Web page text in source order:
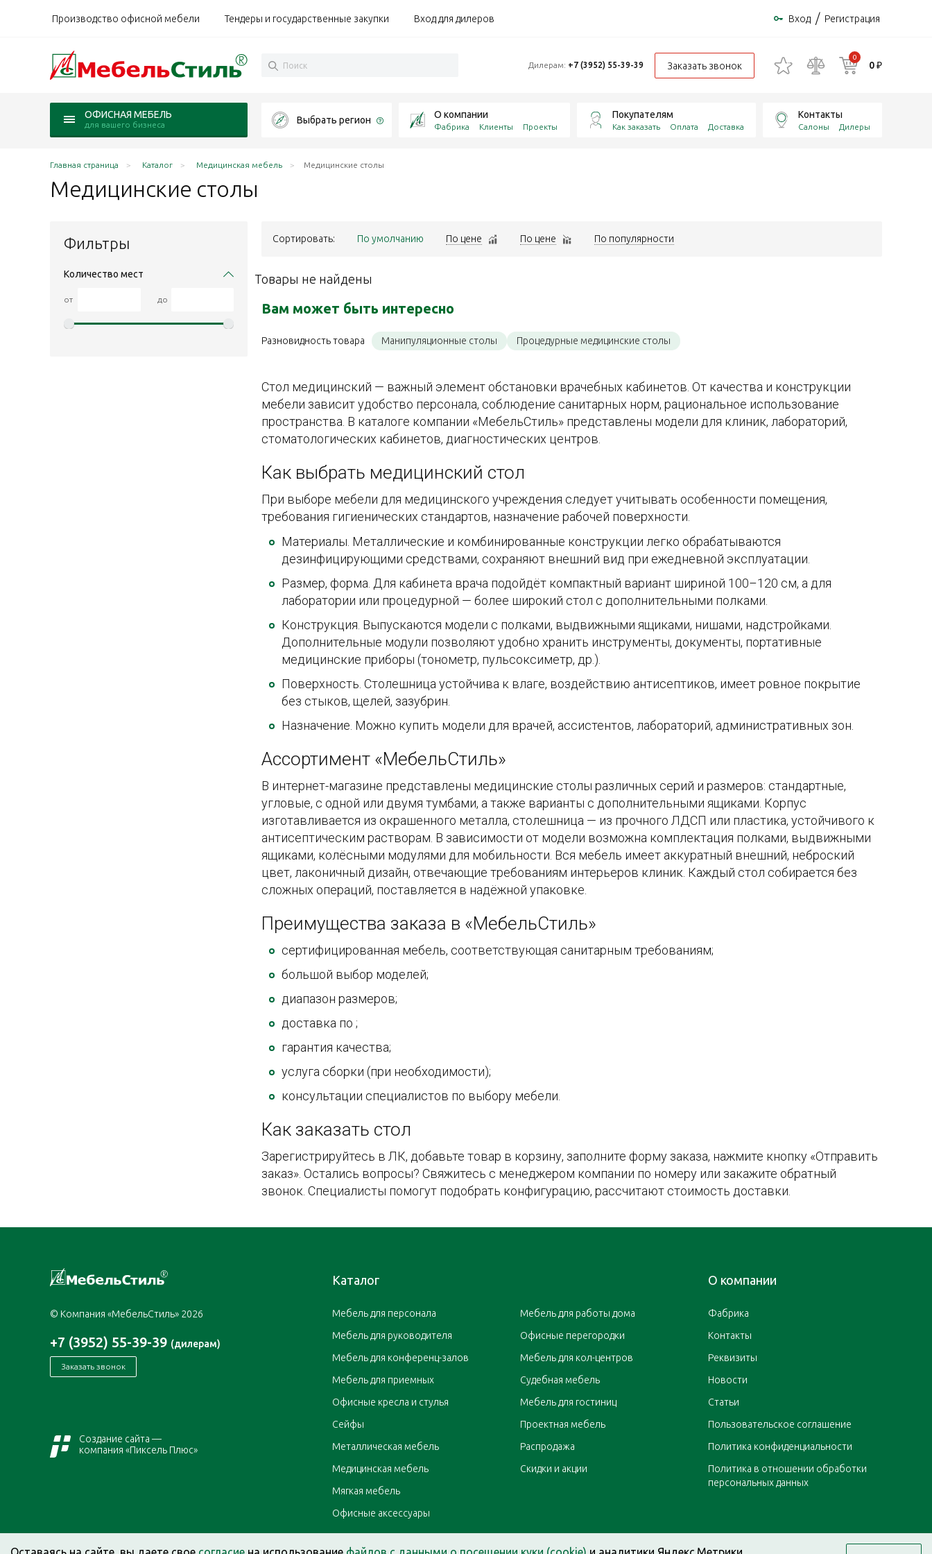
Производство офисной мебели Тендеры и государственные закупки Вход для дилеров Вход / Регистрация
Дилерам: +7 (3952) 55-39-39 Заказать звонок
0
0 ₽
ОФИСНАЯ МЕБЕЛЬ
для вашего бизнеса Выбрать регион
О компании
Фабрика Клиенты Проекты
Покупателям
Как заказать Оплата Доставка
Контакты
Салоны Дилеры
Главная страница Каталог Медицинская мебель Медицинские столы
Медицинские столы
Фильтры
Количество мест
от до
Сортировать: По умолчанию По цене По цене По популярности
Товары не найдены
Вам может быть интересно
Разновидность товара Манипуляционные столы Процедурные медицинские столы
Стол медицинский — важный элемент обстановки врачебных кабинетов. От качества и конструкции
мебели зависит удобство персонала, соблюдение санитарных норм, рациональное использование
пространства. В каталоге компании «МебельСтиль» представлены модели для клиник, лабораторий,
стоматологических кабинетов, диагностических центров.
Как выбрать медицинский стол
При выборе мебели для медицинского учреждения следует учитывать особенности помещения,
требования гигиенических стандартов, назначение рабочей поверхности.
Материалы. Металлические и комбинированные конструкции легко обрабатываются
дезинфицирующими средствами, сохраняют внешний вид при ежедневной эксплуатации.
Размер, форма. Для кабинета врача подойдёт компактный вариант шириной 100–120 см, а для
лаборатории или процедурной — более широкий стол с дополнительными полками.
Конструкция. Выпускаются модели с полками, выдвижными ящиками, нишами, надстройками.
Дополнительные модули позволяют удобно хранить инструменты, документы, портативные
медицинские приборы (тонометр, пульсоксиметр, др.).
Поверхность. Столешница устойчива к влаге, воздействию антисептиков, имеет ровное покрытие
без стыков, щелей, зазубрин.
Назначение. Можно купить модели для врачей, ассистентов, лабораторий, административных зон.
Ассортимент «МебельСтиль»
В интернет-магазине представлены медицинские столы различных серий и размеров: стандартные,
угловые, с одной или двумя тумбами, а также варианты с дополнительными ящиками. Корпус
изготавливается из окрашенного металла, столешница — из прочного ЛДСП или пластика, устойчивого к
антисептическим растворам. В зависимости от модели возможна комплектация полками, выдвижными
ящиками, колёсными модулями для мобильности. Вся мебель имеет аккуратный внешний, неброский
цвет, лаконичный дизайн, отвечающие требованиям интерьеров клиник. Каждый стол собирается без
сложных операций, поставляется в надёжной упаковке.
Преимущества заказа в «МебельСтиль»
сертифицированная мебель, соответствующая санитарным требованиям;
большой выбор моделей;
диапазон размеров;
доставка по ;
гарантия качества;
услуга сборки (при необходимости);
консультации специалистов по выбору мебели.
Как заказать стол
Зарегистрируйтесь в ЛК, добавьте товар в корзину, заполните форму заказа, нажмите кнопку «Отправить
заказ». Остались вопросы? Свяжитесь с менеджером компании по номеру или закажите обратный
звонок. Специалисты помогут подобрать конфигурацию, рассчитают стоимость доставки.
© Компания «МебельСтиль» 2026
+7 (3952) 55-39-39 (дилерам)
Заказать звонок
Создание сайта —
компания «Пиксель Плюс»
Каталог
Мебель для персонала
Мебель для руководителя
Мебель для конференц-залов
Мебель для приемных
Офисные кресла и стулья
Сейфы
Металлическая мебель
Медицинская мебель
Мягкая мебель
Офисные аксессуары
Мебель для работы дома
Офисные перегородки
Мебель для кол-центров
Судебная мебель
Мебель для гостиниц
Проектная мебель
Распродажа
Скидки и акции
О компании
Фабрика
Контакты
Реквизиты
Новости
Статьи
Пользовательское соглашение
Политика конфиденциальности
Политика в отношении обработки
персональных данных